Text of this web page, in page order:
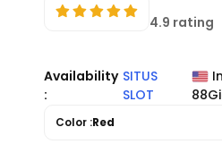
4.9 rating
Availability
:
SITUS
SLOT
Color :Red